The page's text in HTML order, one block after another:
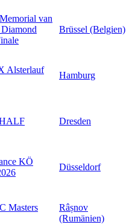
van
Brüssel (Belgien)
Alsterlauf
Hamburg
Dresden
KÖ
Düsseldorf
Masters
Râșnov
(Rumänien)